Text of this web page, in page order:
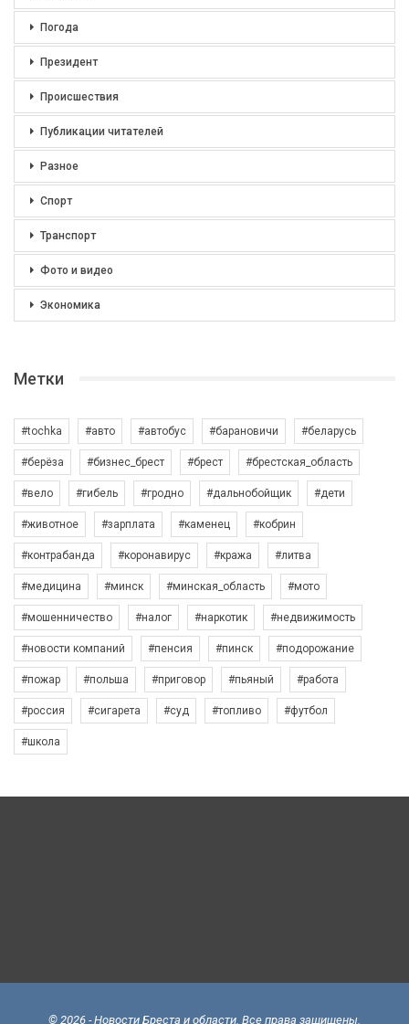
Погода
Президент
Происшествия
Публикации читателей
Разное
Спорт
Транспорт
Фото и видео
Экономика
Метки
#tochka #авто #автобус #барановичи #беларусь
#берёза #бизнес_брест #брест #брестская_область
#вело #гибель #гродно #дальнобойщик #дети
#животное #зарплата #каменец #кобрин
#контрабанда #коронавирус #кража #литва
#медицина #минск #минская_область #мото
#мошенничество #налог #наркотик #недвижимость
#новости компаний #пенсия #пинск #подорожание
#пожар #польша #приговор #пьяный #работа
#россия #сигарета #суд #топливо #футбол
#школа
© 2026 - Новости Бреста и области. Все права защищены.